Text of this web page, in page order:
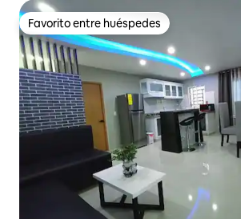
Favorito entre huéspedes
Favorito entre huéspedes